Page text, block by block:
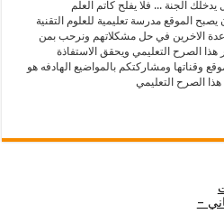
الجنة ... فلا يفلح كاتم العلم
الموقع مدرسة تعليمية للعلوم التقنية
الاخرين في حل مشكلاتهم ونرحب بمن
هذا الصرح التعليمي ويحقق الاستفاذة
وقناتها ومشاركتكم بالمواضيع الهادفه هو
هذا الصرح التعليمي
–